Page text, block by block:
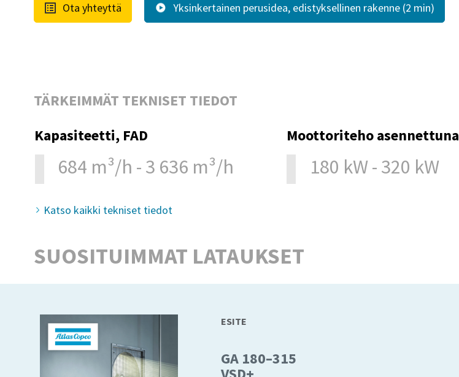
Ota yhteyttä Yksinkertainen perusidea, edistyksellinen rakenne (2 min)
TÄRKEIMMÄT TEKNISET TIEDOT
Kapasiteetti, FAD
684 m³/h - 3 636 m³/h
Moottoriteho asennettuna
180 kW - 320 kW
Katso kaikki tekniset tiedot
SUOSITUIMMAT LATAUKSET
ESITE
GA 180–315